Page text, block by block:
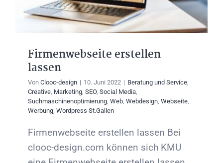
Firmenwebseite erstellen
lassen
Von Clooc-design | 10. Juni 2022 | Beratung und Service,
Creative, Marketing, SEO, Social Media,
Suchmaschinenoptimierung, Web, Webdesign, Webseite,
Werbung, Wordpress St.Gallen
Firmenwebseite erstellen lassen Bei
clooc-design.com können sich KMU